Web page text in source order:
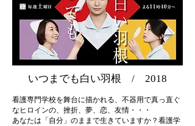
​いつまでも白い羽根 / 2018
看護専門学校を舞台に描かれる、不器用で真っ直ぐ
なヒロインの、挫折、夢、恋、友情・・・
あなたは「自分」のままで生きていますか？看護学